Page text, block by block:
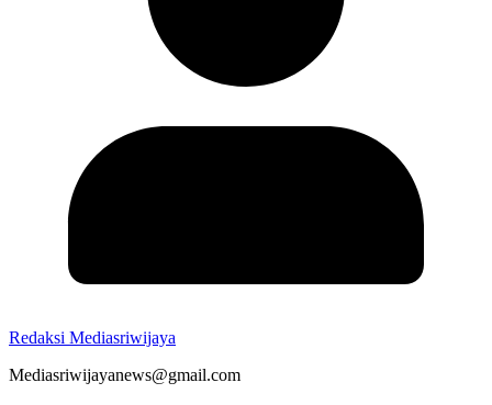
Redaksi Mediasriwijaya
Mediasriwijayanews@gmail.com